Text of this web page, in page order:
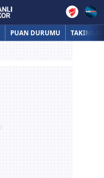
PUAN DURUMU TAKIMLAR